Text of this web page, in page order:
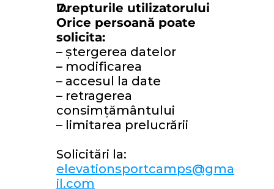
Drepturile utilizatorului
Orice persoană poate
solicita:
– ștergerea datelor
– modificarea
– accesul la date
– retragerea
consimțământului
– limitarea prelucrării
elevationsportcamps@gma
il.com